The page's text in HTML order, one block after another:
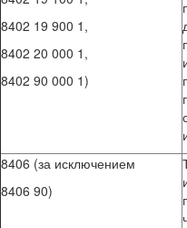
8402 19 900 1,
8402 20 000 1,
8402 90 000 1)
8406 (за исключением
8406 90)